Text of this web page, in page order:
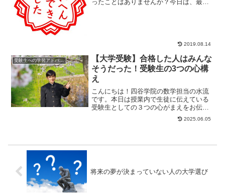
ったことはありませんか？今日は、最高
2019.08.14
受験生への学習アドバイス
【大学受験】合格した人はみんな
そうだった！受験生の3つの心構
え
こんにちは！四谷学院の数学担当の水流
です。本日は授業内で生徒に伝えている
受験生としての３つの心がまえをお伝え
したいと思います。その１、自分は絶対
2025.06.05
将来の夢が決まっていない人の大学選び